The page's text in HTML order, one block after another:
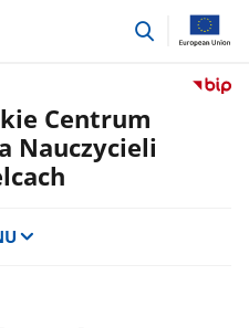
przejdź
Przejdź
Centrum
Nauczycieli